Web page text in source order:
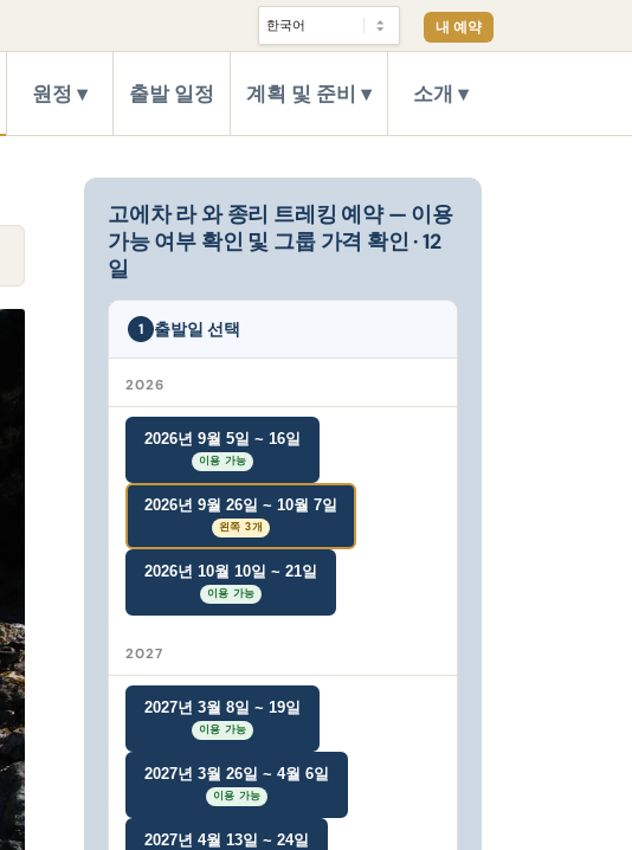
내 예약
원정 출발 일정 계획 및 준비 소개
고에차 라 와 종리 트레킹 예약 — 이용
가능 여부 확인 및 그룹 가격 확인 · 12
일
1 출발일 선택
2026
2026년 9월 5일 ~ 16일
이용 가능
2026년 9월 26일 ~ 10월 7일
왼쪽 3개
2026년 10월 10일 ~ 21일
이용 가능
2027
2027년 3월 8일 ~ 19일
이용 가능
2027년 3월 26일 ~ 4월 6일
이용 가능
2027년 4월 13일 ~ 24일